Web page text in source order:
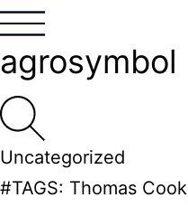
agrosymbol
Uncategorized
#TAGS: Thomas Cook